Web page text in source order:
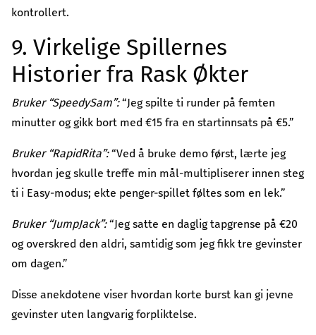
kontrollert.
9. Virkelige Spillernes
Historier fra Rask Økter
Bruker “SpeedySam”:“Jeg spilte ti runder på femten
minutter og gikk bort med €15 fra en startinnsats på €5.”
Bruker “RapidRita”:“Ved å bruke demo først, lærte jeg
hvordan jeg skulle treffe min mål-multipliserer innen steg
ti i Easy-modus; ekte penger-spillet føltes som en lek.”
Bruker “JumpJack”:“Jeg satte en daglig tapgrense på €20
og overskred den aldri, samtidig som jeg fikk tre gevinster
om dagen.”
Disse anekdotene viser hvordan korte burst kan gi jevne
gevinster uten langvarig forpliktelse.